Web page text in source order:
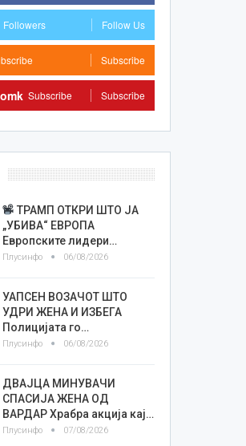
Followers Follow Us
Subscribe
Subscribe Subscribe
ТРАМП ОТКРИ ШТО ЈА
„УБИВА“ ЕВРОПА
Европските лидери…
Плусинфо 06/08/2026
УАПСЕН ВОЗАЧОТ ШТО
УДРИ ЖЕНА И ИЗБЕГА
Полицијата го…
Плусинфо 06/08/2026
ДВАЈЦА МИНУВАЧИ
СПАСИЈА ЖЕНА ОД
ВАРДАР Храбра акција кај…
Плусинфо 07/08/2026